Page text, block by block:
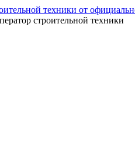
строительной техники